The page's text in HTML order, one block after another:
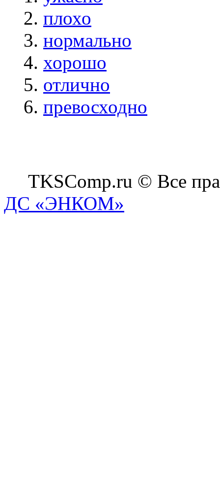
плохо
нормально
хорошо
отлично
превосходно
TKSComp.ru © Все
ДС «ЭНКОМ»